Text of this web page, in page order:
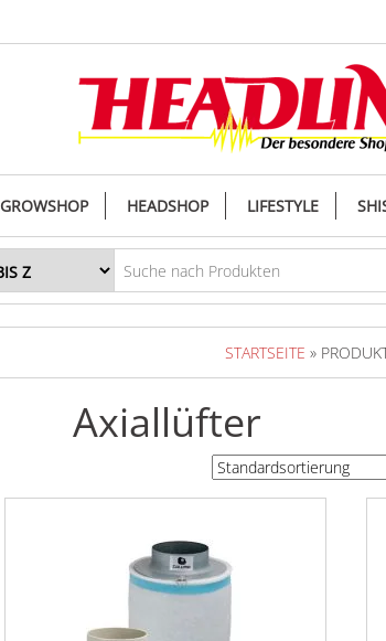
GROWSHOP HEADSHOP LIFESTYLE
STARTSEITE »
Axiallüfter